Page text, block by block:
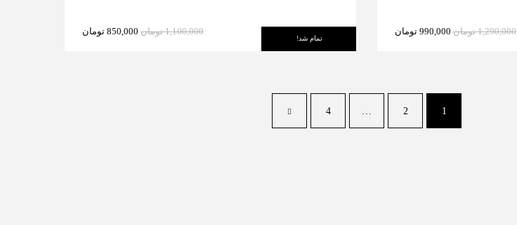
1,290,000 تومان 990,000 تومان
تمام شد!
1,100,000 تومان 850,000 تومان
1
2
4